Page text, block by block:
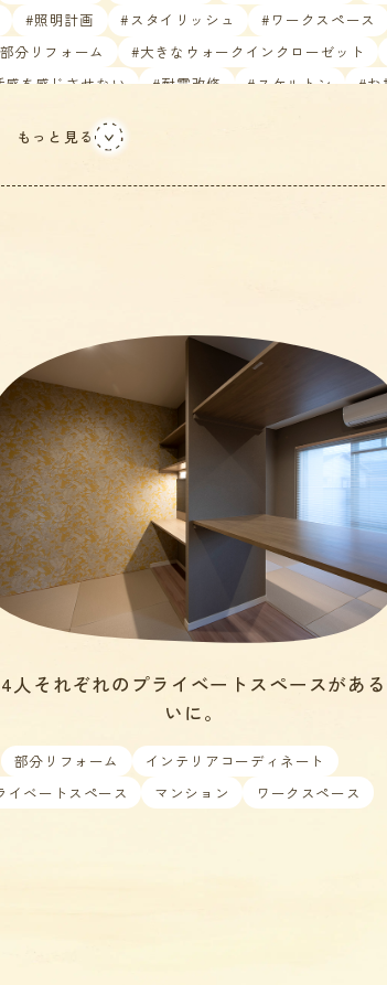
#照明計画 #スタイリッシュ #ワークスペース
分リフォーム #大きなウォークインクローゼット
感を感じさせない #耐震改修 #スケルトン #お
もっと見る
人それぞれのプライベートスペースがあ
いに。
部分リフォーム
インテリアコーディネート
イベートスペース
マンション ワークスペース